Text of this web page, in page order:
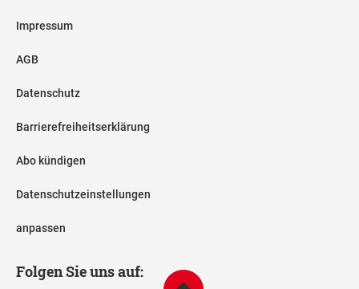
Impressum
AGB
Datenschutz
Barrierefreiheitserklärung
Abo kündigen
Datenschutzeinstellungen
anpassen
Folgen Sie uns auf: